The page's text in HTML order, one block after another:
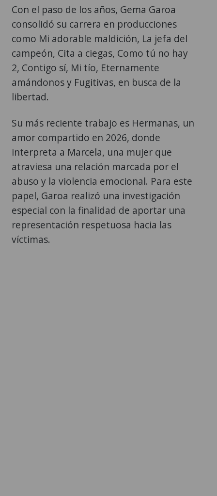
Con el paso de los años, Gema Garoa
consolidó su carrera en producciones
como Mi adorable maldición, La jefa del
campeón, Cita a ciegas, Como tú no hay
2, Contigo sí, Mi tío, Eternamente
amándonos y Fugitivas, en busca de la
libertad.
Su más reciente trabajo es Hermanas, un
amor compartido en 2026, donde
interpreta a Marcela, una mujer que
atraviesa una relación marcada por el
abuso y la violencia emocional. Para este
papel, Garoa realizó una investigación
especial con la finalidad de aportar una
representación respetuosa hacia las
víctimas.